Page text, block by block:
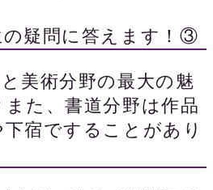
の疑問に答えます！③
美術分野の最大の魅
た、書道分野は作品
宿ですることがあり